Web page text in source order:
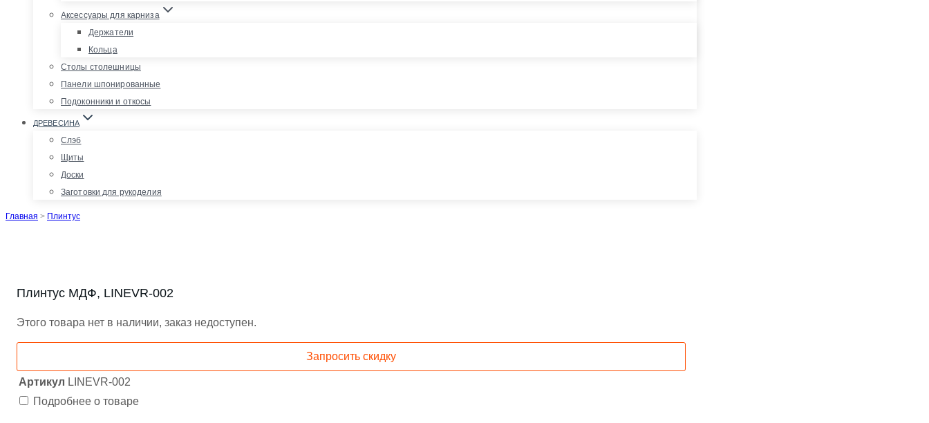
Аксессуары для карниза
Держатели
Кольца
Столы столешницы
Панели шпонированные
Подоконники и откосы
ДРЕВЕСИНА
Слэб
Щиты
Доски
Заготовки для рукоделия
Главная > Плинтус
Плинтус МДФ, LINEVR-002
Этого товара нет в наличии, заказ недоступен.
Запросить скидку
Артикул LINEVR-002
Подробнее о товаре